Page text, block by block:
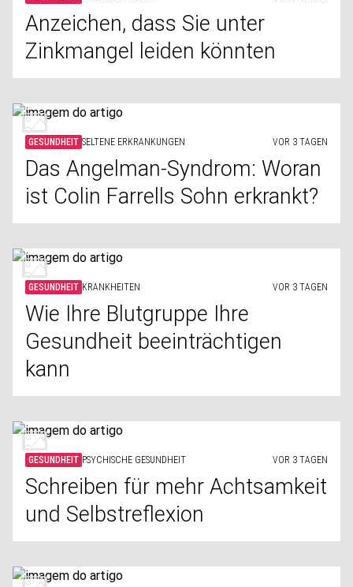
Anzeichen, dass Sie unter
Zinkmangel leiden könnten
GESUNDHEIT SELTENE ERKRANKUNGEN VOR 3 TAGEN
Das Angelman-Syndrom: Woran
ist Colin Farrells Sohn erkrankt?
GESUNDHEIT KRANKHEITEN VOR 3 TAGEN
Wie Ihre Blutgruppe Ihre
Gesundheit beeinträchtigen
kann
GESUNDHEIT PSYCHISCHE GESUNDHEIT VOR 3 TAGEN
Schreiben für mehr Achtsamkeit
und Selbstreflexion